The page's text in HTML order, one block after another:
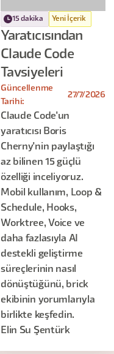
15 dakika Yeni İçerik
Yaratıcısından
Claude Code
Tavsiyeleri
Güncellenme
Tarihi:
27/7/2026
Claude Code'un
yaratıcısı Boris
Cherny'nin paylaştığı
az bilinen 15 güçlü
özelliği inceliyoruz.
Mobil kullanım, Loop &
Schedule, Hooks,
Worktree, Voice ve
daha fazlasıyla AI
destekli geliştirme
süreçlerinin nasıl
dönüştüğünü, brick
ekibinin yorumlarıyla
birlikte keşfedin.
Elin Su Şentürk